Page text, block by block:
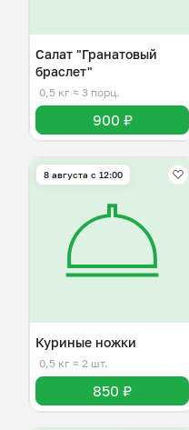
Салат "Гранатовый
браслет"
0,5 кг ≈ 3 порц.
900 ₽
8 августа с 12:00
Куриные ножки
0,5 кг ≈ 2 шт.
850 ₽